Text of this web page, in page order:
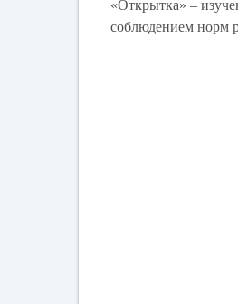
«Открытка» –
соблюдением норм